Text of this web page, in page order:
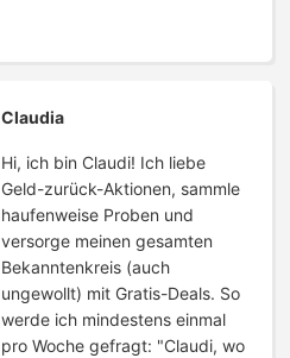
Claudia
Hi, ich bin Claudi! Ich liebe
Geld-zurück-Aktionen, sammle
haufenweise Proben und
versorge meinen gesamten
Bekanntenkreis (auch
ungewollt) mit Gratis-Deals. So
werde ich mindestens einmal
pro Woche gefragt: "Claudi, wo